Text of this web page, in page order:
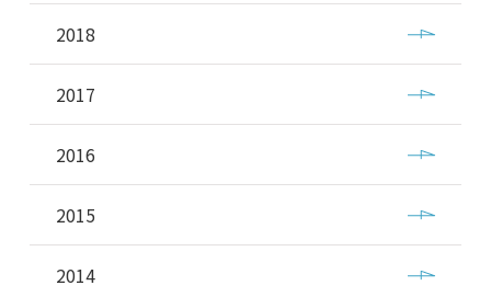
2018
2017
2016
2015
2014